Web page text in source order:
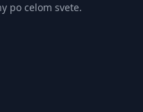
po celom svete.